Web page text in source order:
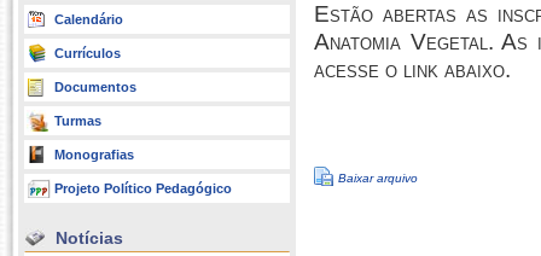
Calendário
Currículos
Documentos
Turmas
Monografias
Projeto Político Pedagógico
Notícias
Estão abertas as
Anatomia Vegetal.
acesse o link abaixo.
Baixar arquivo